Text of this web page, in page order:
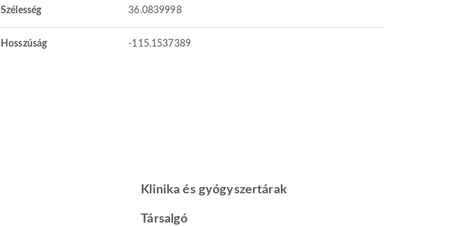
Szélesség 36.0839998
Hosszúság -115.1537389
Klinika és gyógyszertárak
Társalgó